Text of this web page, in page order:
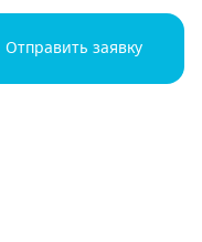
Отправить заявку